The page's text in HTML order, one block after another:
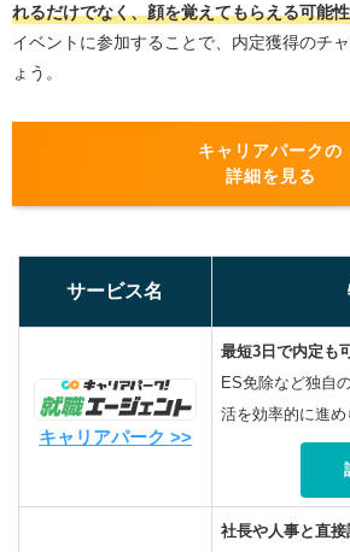
れるだけでなく、顔を覚えてもらえる可能性
イベントに参加することで、内定獲得のチ
ょう。
キャリアパークの
詳細を見る
サービス名
キャリアパーク >>
最短3日で内定も
ES免除など独自
活を効率的に進め
社長や人事と直